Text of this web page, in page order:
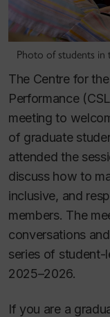
Photo of students in
The Centre for
Performance
meeting to
of graduate
attended the
discuss how to
inclusive, and
members. The
conversations
series of
2025–2026.
If you are a